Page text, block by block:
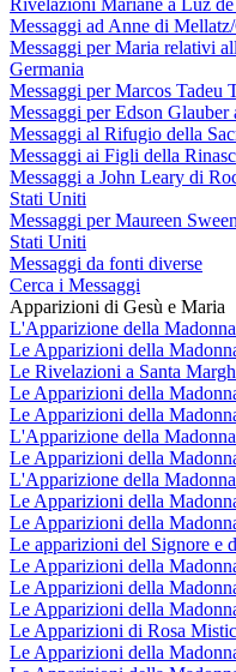
Messaggi ad Anne di
Messaggi per Maria relativi
Germania
Messaggi per Marcos Tadeu
Messaggi per Edson
Messaggi al Rifugio della
Messaggi ai Figli della
Messaggi a John Leary di
Stati Uniti
Messaggi per Maureen
Stati Uniti
Messaggi da fonti diverse
Cerca i Messaggi
Apparizioni di Gesù e Maria
L'Apparizione della
Le Apparizioni della
Le Rivelazioni a Santa
Le Apparizioni della
Le Apparizioni della
L'Apparizione della
Le Apparizioni della
L'Apparizione della
Le Apparizioni della
Le Apparizioni della
Le apparizioni del Signore e
Le Apparizioni della
Le Apparizioni della
Le Apparizioni della
Le Apparizioni di Rosa
Le Apparizioni della